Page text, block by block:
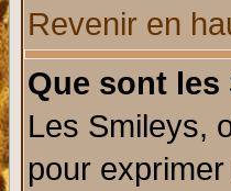
Revenir en
Que sont les
Les Smileys,
pour